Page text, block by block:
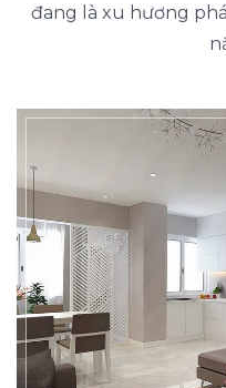
đang là xu hương